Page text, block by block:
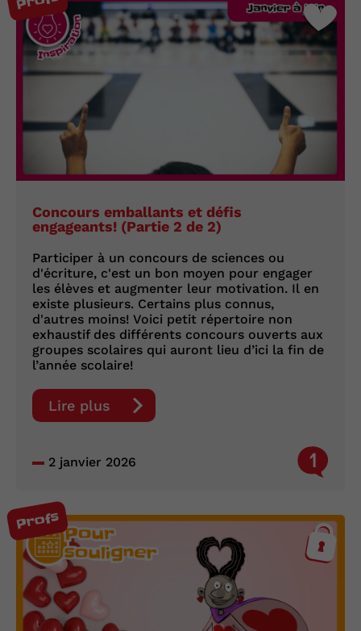
Concours emballants et défis
engageants! (Partie 2 de 2)
Participer à un concours de sciences ou
d'écriture, c'est un bon moyen pour engager
les élèves et augmenter leur motivation. Il en
existe plusieurs. Certains plus connus,
d'autres moins! Voici petit répertoire non
exhaustif des différents concours ouverts aux
groupes scolaires qui auront lieu d’ici la fin de
l’année scolaire!
Lire plus
2 janvier 2026 1
Profs